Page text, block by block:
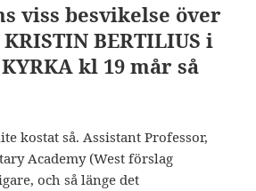
viss besvikelse över
BERTILIUS i
kl 19 mår så
kostat så. Assistant Professor,
Academy (West förslag
och så länge det